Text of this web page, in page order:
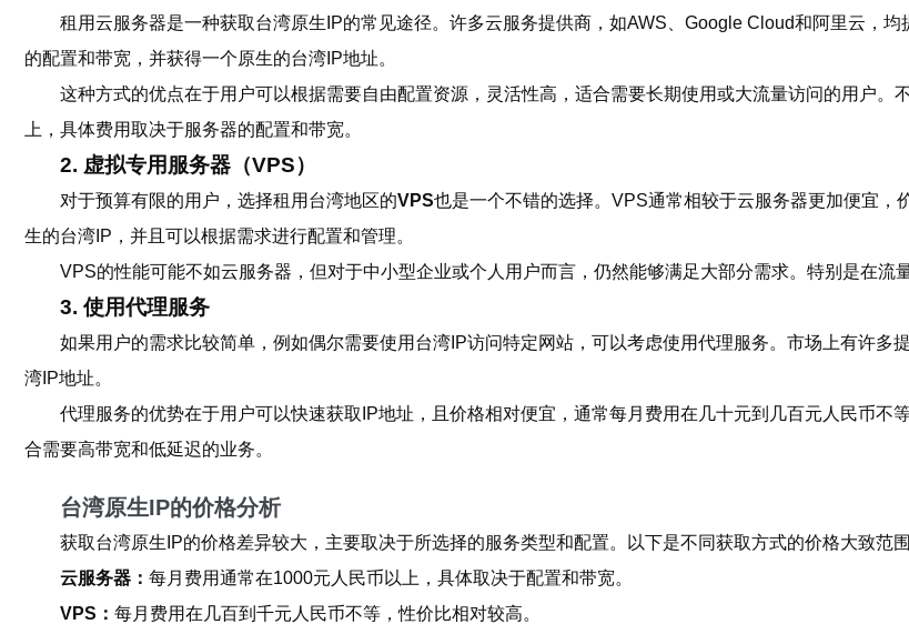
租用云服务器是一种获取台湾原生IP的常见途径。许多云服务提供商，如AWS、Google Cloud和阿里云，
的配置和带宽，并获得一个原生的台湾IP地址。
这种方式的优点在于用户可以根据需要自由配置资源，灵活性高，适合需要长期使用或大流量访问的用户
上，具体费用取决于服务器的配置和带宽。
2. 虚拟专用服务器（VPS）
对于预算有限的用户，选择租用台湾地区的VPS也是一个不错的选择。VPS通常相较于云服务器更加便宜
生的台湾IP，并且可以根据需求进行配置和管理。
VPS的性能可能不如云服务器，但对于中小型企业或个人用户而言，仍然能够满足大部分需求。特别是在流
3. 使用代理服务
如果用户的需求比较简单，例如偶尔需要使用台湾IP访问特定网站，可以考虑使用代理服务。市场上有许
湾IP地址。
代理服务的优势在于用户可以快速获取IP地址，且价格相对便宜，通常每月费用在几十元到几百元人民币
合需要高带宽和低延迟的业务。
台湾原生IP的价格分析
获取台湾原生IP的价格差异较大，主要取决于所选择的服务类型和配置。以下是不同获取方式的价格大致范围
云服务器： 每月费用通常在1000元人民币以上，具体取决于配置和带宽。
VPS： 每月费用在几百到千元人民币不等，性价比相对较高。